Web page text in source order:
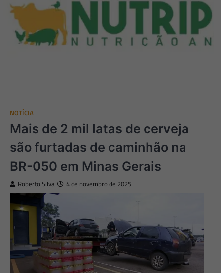
NOTÍCIA
Mais de 2 mil latas de cerveja
são furtadas de caminhão na
BR-050 em Minas Gerais
Roberto Silva 4 de novembro de 2025